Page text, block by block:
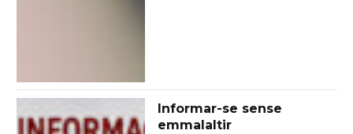
Informar-se sense
emmalaltir